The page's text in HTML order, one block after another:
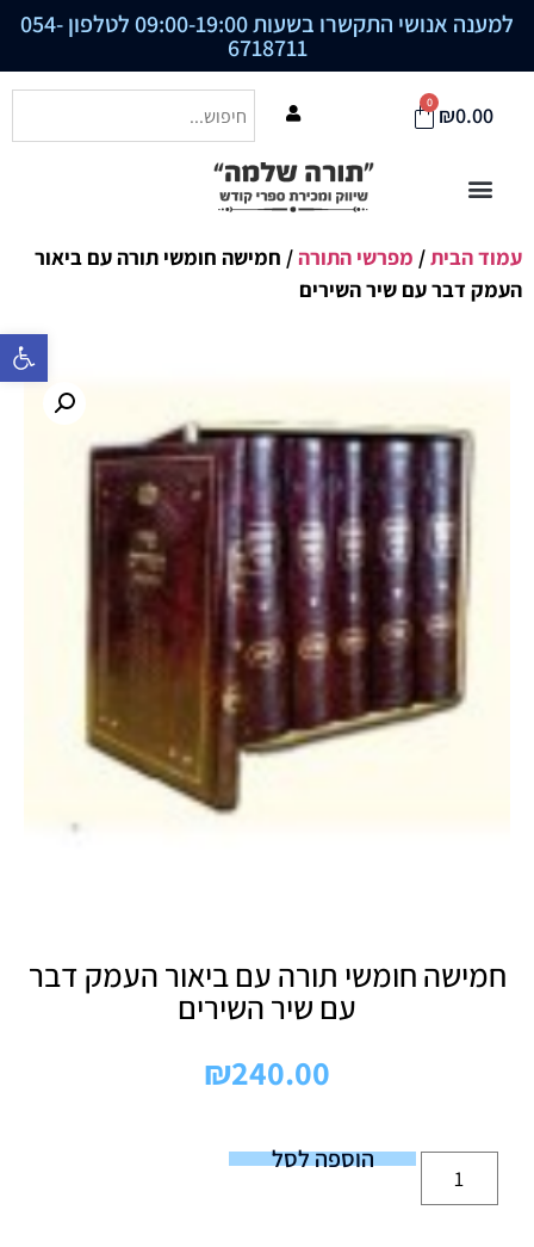
פתח סרגל
למענה אנושי התקשרו בשעות 09:00-19:00 לטלפון 054-
6718711
₪0.00
0
עמוד הבית/ מפרשי התורה/ חמישה חומשי תורה עם ביאור
העמק דבר עם שיר השירים
חמישה חומשי תורה עם ביאור העמק דבר
עם שיר השירים
₪240.00
הוספה לסל